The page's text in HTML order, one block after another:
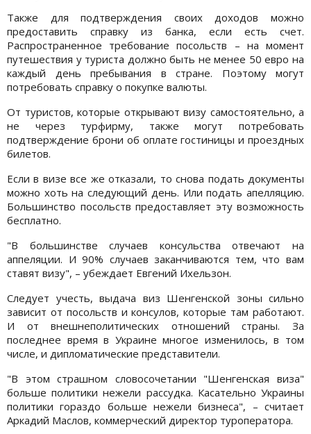
Также для подтверждения своих доходов можно
предоставить справку из банка, если есть счет.
Распространенное требование посольств – на момент
путешествия у туриста должно быть не менее 50 евро на
каждый день пребывания в стране. Поэтому могут
потребовать справку о покупке валюты.
От туристов, которые открывают визу самостоятельно, а
не через турфирму, также могут потребовать
подтверждение брони об оплате гостиницы и проездных
билетов.
Если в визе все же отказали, то снова подать документы
можно хоть на следующий день. Или подать апелляцию.
Большинство посольств предоставляет эту возможность
бесплатно.
"В большинстве случаев консульства отвечают на
аппеляции. И 90% случаев заканчиваются тем, что вам
ставят визу", – убеждает Евгений Ихельзон.
Следует учесть, выдача виз Шенгенской зоны сильно
зависит от посольств и консулов, которые там работают.
И от внешнеполитических отношений страны. За
последнее время в Украине многое изменилось, в том
числе, и дипломатические представители.
"В этом страшном словосочетании "Шенгенская виза"
больше политики нежели рассудка. Касательно Украины
политики гораздо больше нежели бизнеса", – считает
Аркадий Маслов, коммерческий директор туроператора.